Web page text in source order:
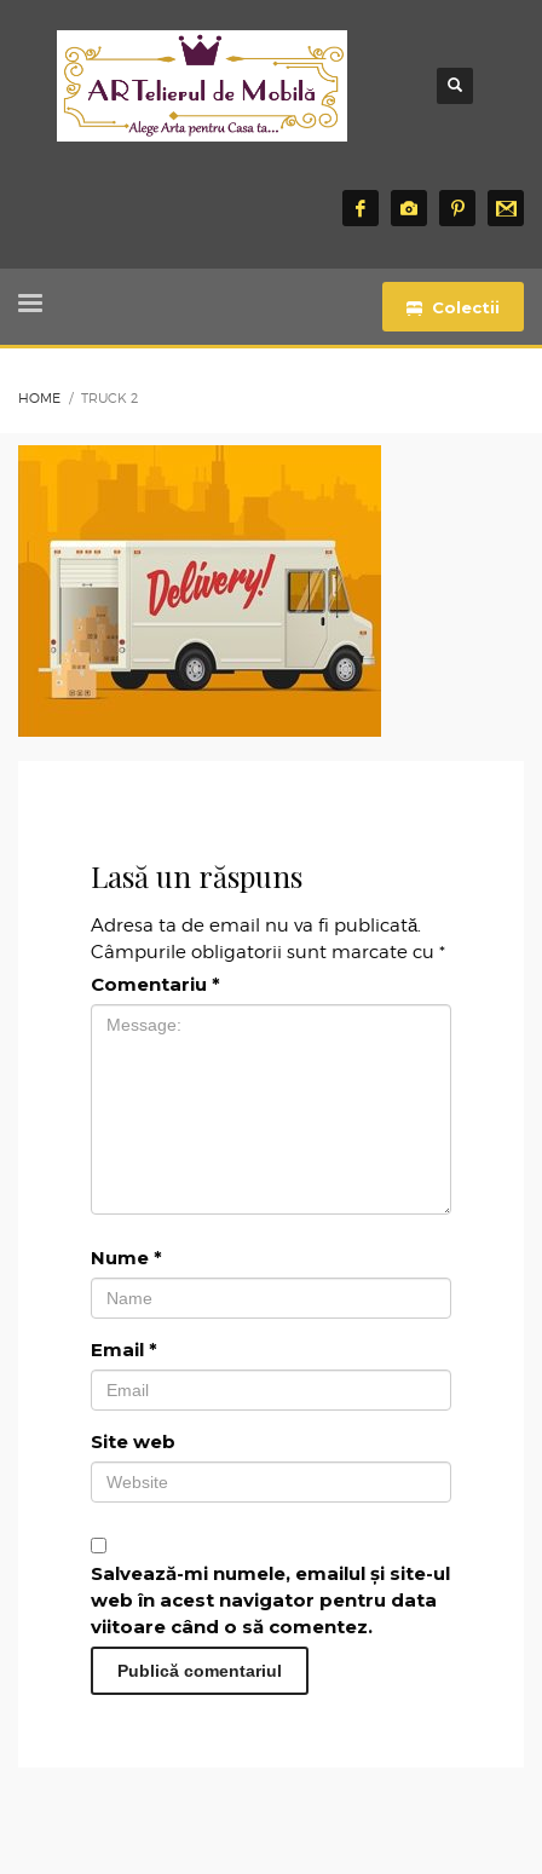
Colectii
HOME TRUCK 2
Lasă un răspuns
Adresa ta de email nu va fi publicată.
Câmpurile obligatorii sunt marcate cu *
Comentariu *
Nume *
Email *
Site web
Salvează-mi numele, emailul și site-ul
web în acest navigator pentru data
viitoare când o să comentez.